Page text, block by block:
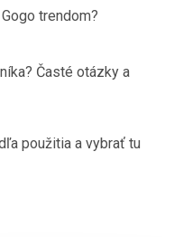
trendom?
Časté otázky a
použitia a vybrať tu